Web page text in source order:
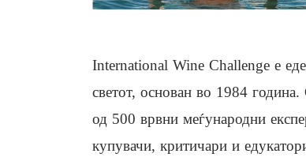
International Wine Challenge е
светот, основан во 1984
од 500 врвни меѓународни
купувачи, критичари и